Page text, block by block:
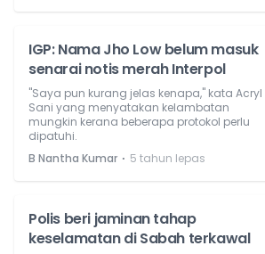
IGP: Nama Jho Low belum masuk
senarai notis merah Interpol
"Saya pun kurang jelas kenapa," kata Acryl
Sani yang menyatakan kelambatan
mungkin kerana beberapa protokol perlu
dipatuhi.
B Nantha Kumar ⋅ 5 tahun lepas
Polis beri jaminan tahap
keselamatan di Sabah terkawal